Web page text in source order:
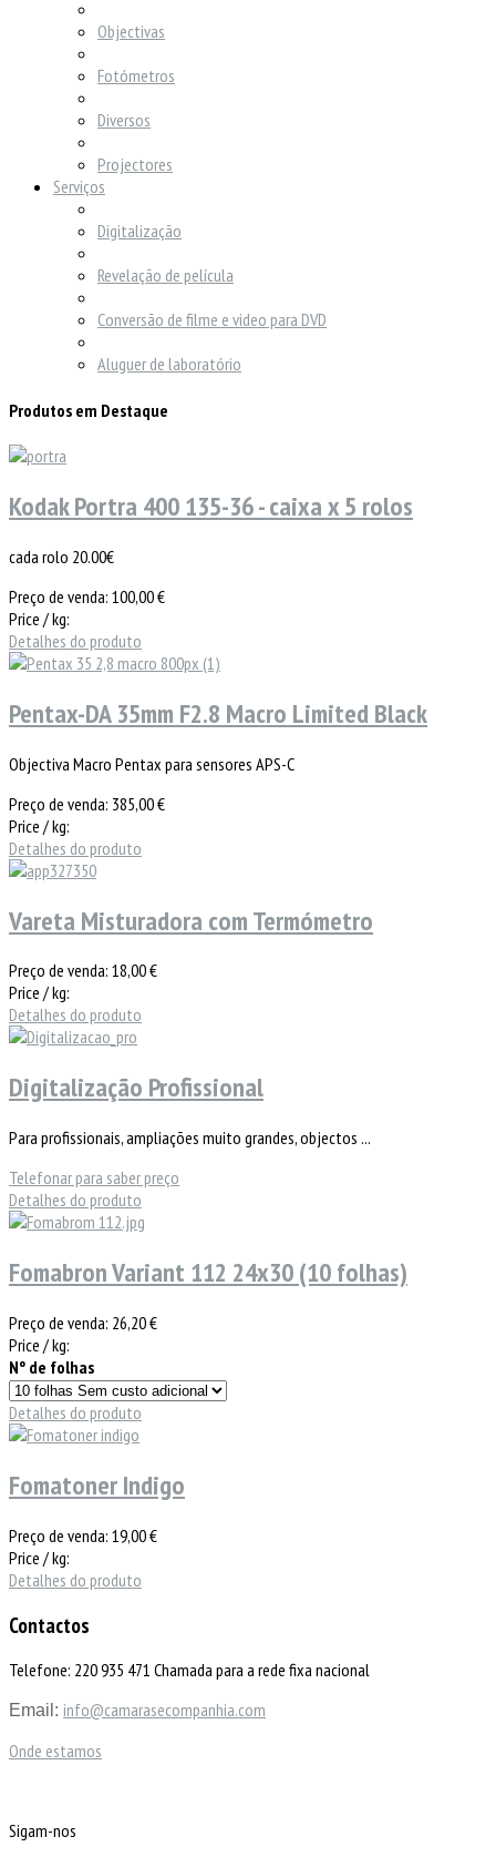
Objectivas
Fotómetros
Diversos
Projectores
Serviços
Digitalização
Revelação de película
Conversão de filme e video para DVD
Aluguer de laboratório
Produtos em Destaque
Kodak Portra 400 135-36 - caixa x 5 rolos
cada rolo 20.00€
Preço de venda: 100,00 €
Price / kg:
Detalhes do produto
Pentax-DA 35mm F2.8 Macro Limited Black
Objectiva Macro Pentax para sensores APS-C
Preço de venda: 385,00 €
Price / kg:
Detalhes do produto
Vareta Misturadora com Termómetro
Preço de venda: 18,00 €
Price / kg:
Detalhes do produto
Digitalização Profissional
Para profissionais, ampliações muito grandes, objectos ...
Telefonar para saber preço
Detalhes do produto
Fomabron Variant 112 24x30 (10 folhas)
Preço de venda: 26,20 €
Price / kg:
Nº de folhas
Detalhes do produto
Fomatoner Indigo
Preço de venda: 19,00 €
Price / kg:
Detalhes do produto
Contactos
Telefone: 220 935 471 Chamada para a rede fixa nacional
Email: info@camarasecompanhia.com
Onde estamos
Sigam-nos